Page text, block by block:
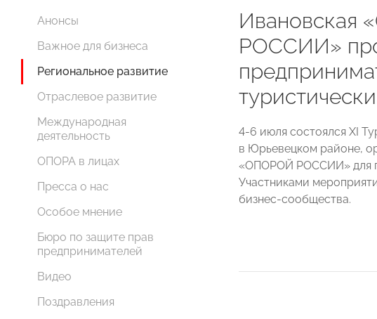
Анонсы
Важное для бизнеса
Региональное развитие
Отраслевое развитие
Международная
деятельность
ОПОРА в лицах
Пресса о нас
Особое мнение
Бюро по защите прав
предпринимателей
Видео
Поздравления
Ивановская
РОССИИ»
4-6 июля состоялся XI
в Юрьевецком районе,
«ОПОРОЙ РОССИИ» для
Участниками
бизнес-сообщества.